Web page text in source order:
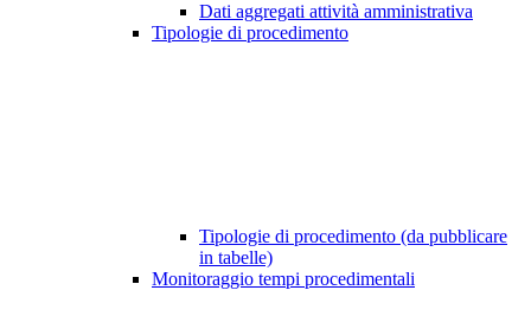
Dati aggregati attività amministrativa
Tipologie di procedimento
Tipologie di procedimento (da pubblicare
in tabelle)
Monitoraggio tempi procedimentali